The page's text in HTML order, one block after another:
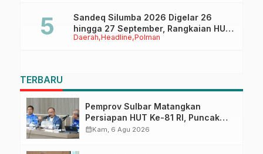
Daerah Headline Polman
Sandeq Silumba 2026 Digelar 26
hingga 27 September, Rangkaian HUT
Sulbar
TERBARU
Pemprov Sulbar Matangkan
Persiapan HUT Ke-81 RI, Puncak
Upacara di Lapangan Ahmad
calendar_monthKam, 6 Agu 2026